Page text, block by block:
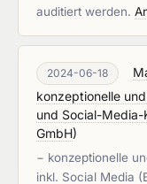
auditiert werden.
2024-06-18
konzeptionelle
und Social-Media-
GmbH)
− konzeptionelle
inkl. Social Media